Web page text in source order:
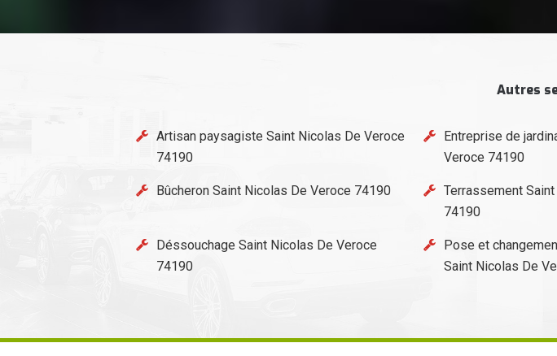
Autres
Artisan paysagiste Saint Nicolas De Veroce
74190
Entreprise de
Veroce 74190
Bûcheron Saint Nicolas De Veroce 74190
Terrassement
74190
Déssouchage Saint Nicolas De Veroce
74190
Pose et
Saint Nicolas De